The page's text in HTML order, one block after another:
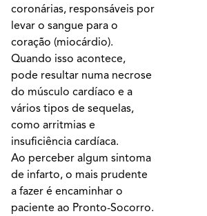
coronárias, responsáveis por
levar o sangue para o
coração (miocárdio).
Quando isso acontece,
pode resultar numa necrose
do músculo cardíaco e a
vários tipos de sequelas,
como arritmias e
insuficiência cardíaca.
Ao perceber algum sintoma
de infarto, o mais prudente
a fazer é encaminhar o
paciente ao Pronto-Socorro.